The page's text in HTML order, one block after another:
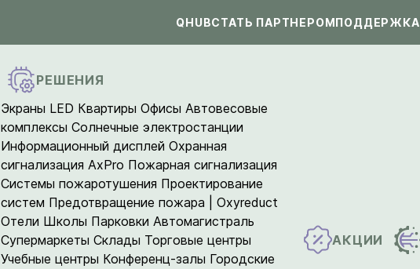
QHUBСТАТЬ ПАРТНЕРОМПОДДЕРЖКА
РЕШЕНИЯ
Экраны LED Квартиры Офисы Автовесовые
комплексыСолнечные электростанции
Информационный дисплей Охранная
сигнализация AxPro Пожарная сигнализация
Системы пожаротушения Проектирование
систем Предотвращение пожара | Oxyreduct
Отели Школы Парковки Автомагистраль
Супермаркеты Склады Торговые центры
Учебные центры Конференц-залы Городские
АКЦИИ